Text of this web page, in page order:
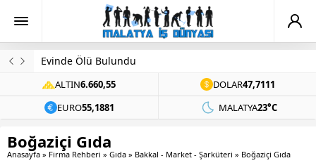
Evinde Ölü Bulundu
ALTIN6.660,55 DOLAR47,7111
EURO55,1881 MALATYA23°C
Boğaziçi Gıda
Anasayfa » Firma Rehberi » Gıda » Bakkal - Market - Şarküteri » Boğaziçi Gıda